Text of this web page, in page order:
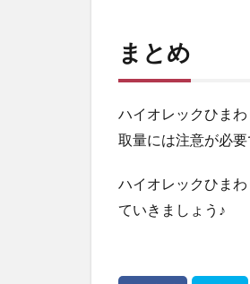
まとめ
ハイオレックひま
取量には注意が必
ハイオレックひま
ていきましょう♪